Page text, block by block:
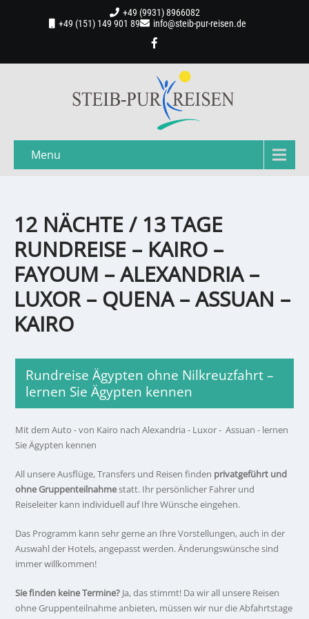
+49 (9931) 8966082
+49 (151) 149 901 89
info@steib-pur-reisen.de
Menu
12 NÄCHTE / 13 TAGE
RUNDREISE – KAIRO –
FAYOUM – ALEXANDRIA –
LUXOR – QUENA – ASSUAN –
KAIRO
Rundreise Ägypten ohne Nilkreuzfahrt –
lernen Sie Ägypten kennen
Mit dem Auto - von Kairo nach Alexandria - Luxor - Assuan - lernen
Sie Ägypten kennen
All unsere Ausflüge, Transfers und Reisen finden privatgeführt und
ohne Gruppenteilnahmestatt. Ihr persönlicher Fahrer und
Reiseleiter kann individuell auf Ihre Wünsche eingehen.
Das Programm kann sehr gerne an Ihre Vorstellungen, auch in der
Auswahl der Hotels, angepasst werden. Änderungswünsche sind
immer willkommen!
Sie finden keine Termine? Ja, das stimmt! Da wir all unsere Reisen
ohne Gruppenteilnahme anbieten, müssen wir nur die Abfahrtstage